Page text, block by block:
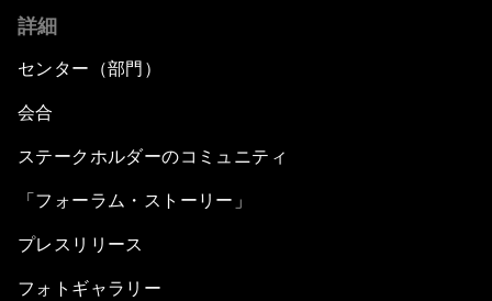
詳細
センター（部門）
会合
ステークホルダーのコミュニティ
「フォーラム・ストーリー」
プレスリリース
フォトギャラリー